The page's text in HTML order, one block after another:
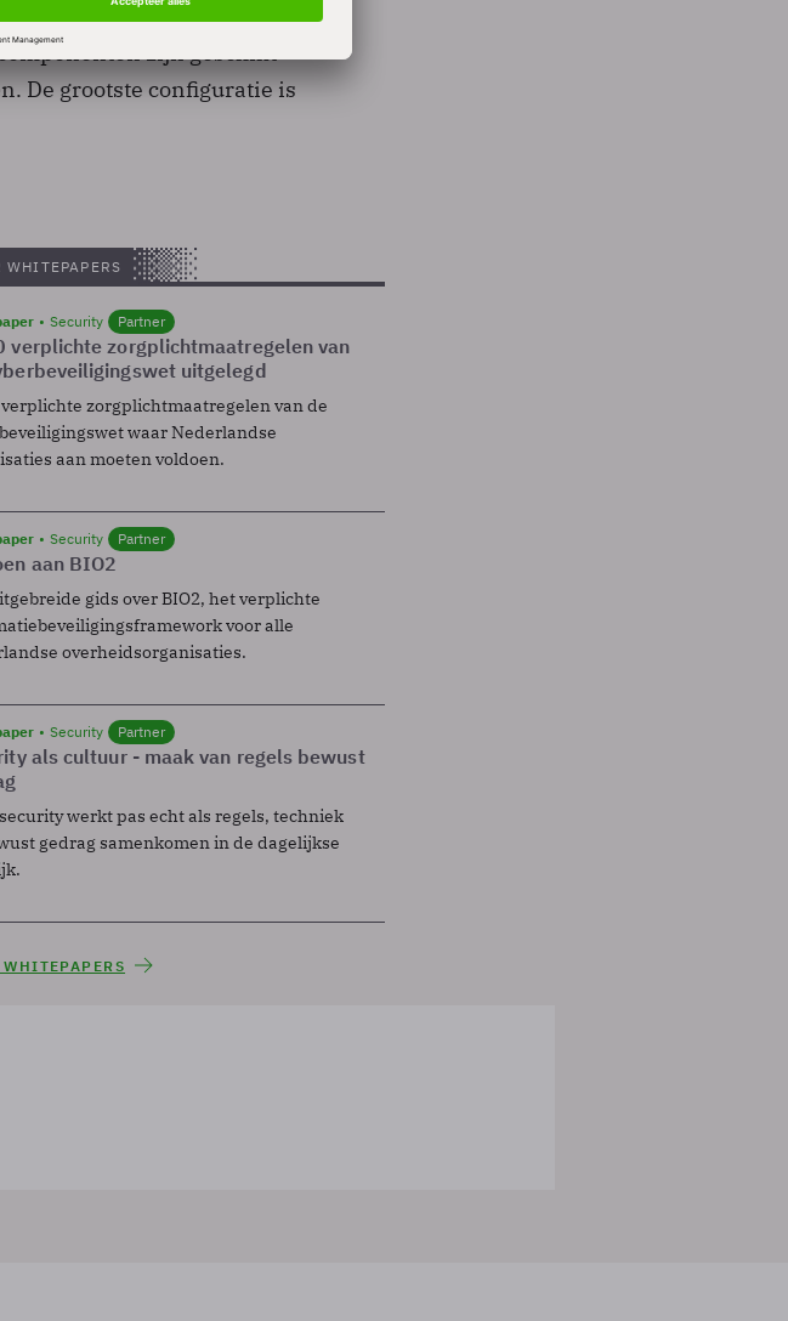
in eigen huis een
zijn geschikt
De grootste configuratie is
WHITEPAPERS
Security Partner
verplichte zorgplichtmaatregelen van
uitgelegd
verplichte zorgplichtmaatregelen van de
waar Nederlandse
aan moeten voldoen.
Security Partner
aan BIO2
gids over BIO2, het verplichte
voor alle
overheidsorganisaties.
Security Partner
als cultuur - maak van regels bewust
werkt pas echt als regels, techniek
gedrag samenkomen in de dagelijkse
WHITEPAPERS